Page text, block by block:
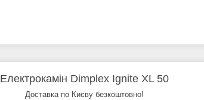
Електрокамін Dimplex Ignite XL 50
Доставка по Києву безкоштовно!